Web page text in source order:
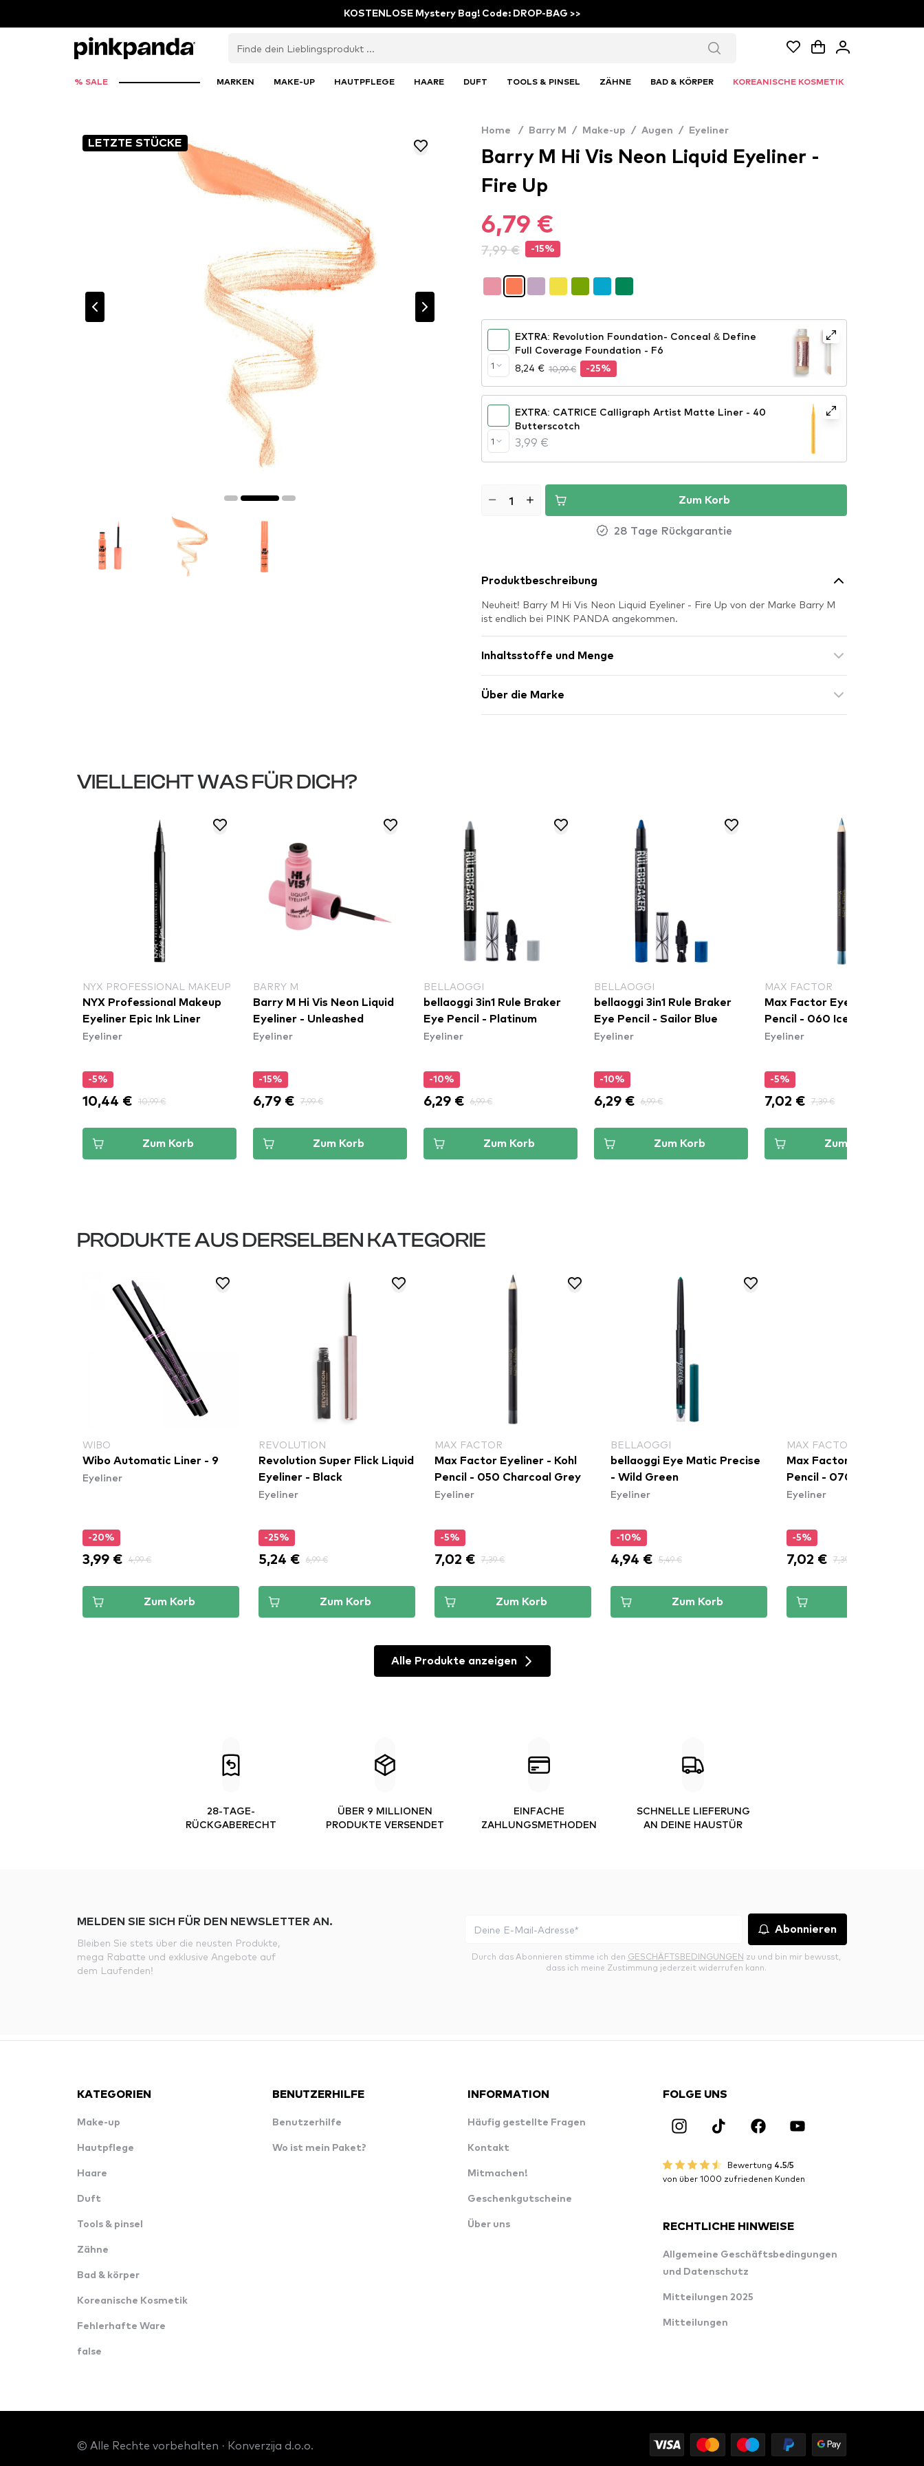
KOSTENLOSE Mystery Bag! Code: DROP-BAG >>
% SALE MARKEN MAKE-UP HAUTPFLEGE HAARE DUFT TOOLS & PINSEL ZÄHNE BAD & KÖRPER KOREANISCHE KOSMETIK
LETZTE STÜCKE
Home / Barry M / Make-up / Augen / Eyeliner
Barry M Hi Vis Neon Liquid Eyeliner -
Fire Up
6,79 €
7,99 € -15%
1
EXTRA: Revolution Foundation- Conceal & Define
Full Coverage Foundation - F6
8,24 € 10,99 € -25%
1
EXTRA: CATRICE Calligraph Artist Matte Liner - 40
Butterscotch
3,99 €
Zum Korb
28 Tage Rückgarantie
Produktbeschreibung
Neuheit! Barry M Hi Vis Neon Liquid Eyeliner - Fire Up von der Marke Barry M
ist endlich bei PINK PANDA angekommen.
Inhaltsstoffe und Menge
Über die Marke
VIELLEICHT WAS FÜR DICH?
NYX PROFESSIONAL MAKEUP
NYX Professional Makeup
Eyeliner Epic Ink Liner
Eyeliner
-5%
10,44 € 10,99 €
Zum Korb
BARRY M
Barry M Hi Vis Neon Liquid
Eyeliner - Unleashed
Eyeliner
-15%
6,79 € 7,99 €
Zum Korb
BELLAOGGI
bellaoggi 3in1 Rule Braker
Eye Pencil - Platinum
Eyeliner
-10%
6,29 € 6,99 €
Zum Korb
BELLAOGGI
bellaoggi 3in1 Rule Braker
Eye Pencil - Sailor Blue
Eyeliner
-10%
6,29 € 6,99 €
Zum Korb
MAX FACTOR
Max Factor Eyeliner - Kohl
Pencil - 060 Ice Blue
Eyeliner
-5%
7,02 € 7,39 €
Zum Korb
PRODUKTE AUS DERSELBEN KATEGORIE
WIBO
Wibo Automatic Liner - 9
Eyeliner
-20%
3,99 € 4,99 €
Zum Korb
REVOLUTION
Revolution Super Flick Liquid
Eyeliner - Black
Eyeliner
-25%
5,24 € 6,99 €
Zum Korb
MAX FACTOR
Max Factor Eyeliner - Kohl
Pencil - 050 Charcoal Grey
Eyeliner
-5%
7,02 € 7,39 €
Zum Korb
BELLAOGGI
bellaoggi Eye Matic Precise
- Wild Green
Eyeliner
-10%
4,94 € 5,49 €
Zum Korb
MAX FACTOR
Max Factor Eyeliner -
Pencil - 070 Olive
Eyeliner
-5%
7,02 € 7,39 €
Alle Produkte anzeigen
28-TAGE-
RÜCKGABERECHT
ÜBER 9 MILLIONEN
PRODUKTE VERSENDET
EINFACHE
ZAHLUNGSMETHODEN
SCHNELLE LIEFERUNG
AN DEINE HAUSTÜR
MELDEN SIE SICH FÜR DEN NEWSLETTER AN.
Bleiben Sie stets über die neusten Produkte,
mega Rabatte und exklusive Angebote auf
dem Laufenden!
Abonnieren
Durch das Abonnieren stimme ich den GESCHÄFTSBEDINGUNGEN zu und bin mir bewusst,
dass ich meine Zustimmung jederzeit widerrufen kann.
KATEGORIEN
Make-up
Hautpflege
Haare
Duft
Tools & pinsel
Zähne
Bad & körper
Koreanische Kosmetik
Fehlerhafte Ware
false
BENUTZERHILFE
Benutzerhilfe
Wo ist mein Paket?
INFORMATION
Häufig gestellte Fragen
Kontakt
Mitmachen!
Geschenkgutscheine
Über uns
FOLGE UNS
Bewertung 4.5/5
von über 1000 zufriedenen Kunden
RECHTLICHE HINWEISE
Allgemeine Geschäftsbedingungen
und Datenschutz
Mitteilungen 2025
Mitteilungen
© Alle Rechte vorbehalten · Konverzija d.o.o.